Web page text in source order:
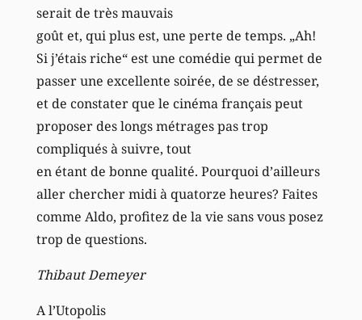
serait de très mauvais
goût et, qui plus est, une perte de temps. „Ah!
Si j’étais riche“ est une comédie qui permet de
passer une excellente soirée, de se déstresser,
et de constater que le cinéma français peut
proposer des longs métrages pas trop
compliqués à suivre, tout
en étant de bonne qualité. Pourquoi d’ailleurs
aller chercher midi à quatorze heures? Faites
comme Aldo, profitez de la vie sans vous posez
trop de questions.
Thibaut Demeyer
A l’Utopolis